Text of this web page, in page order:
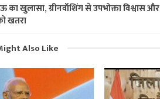
खुलासा, ग्रीनवॉशिंग से उपभोक्ता विश्वास और
खतरा
Also Like